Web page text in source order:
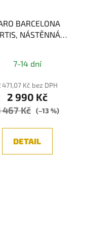
BARCELONA
NÁSTĚNNÁ
7-14 dní
471,07 Kč bez DPH
2 990 Kč
467 Kč (–13 %)
DETAIL